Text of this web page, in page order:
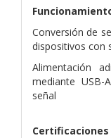
Conversión de
dispositivos con
Alimentación
mediante
señal
Certificaciones